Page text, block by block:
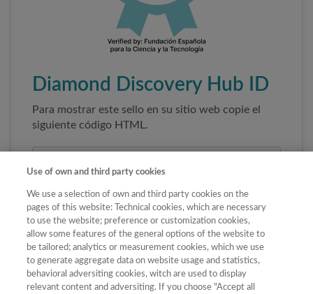
Diamond Discovery Hub ID
Para mostrar este sello en su sitio web copie el
siguiente código HTML.
Copiar código
Use of own and third party cookies
We use a selection of own and third party cookies on the
pages of this website: Technical cookies, which are necessary
to use the website; preference or customization cookies,
allow some features of the general options of the website to
be tailored; analytics or measurement cookies, which we use
to generate aggregate data on website usage and statistics,
behavioral adversiting cookies, witch are used to display
relevant content and adversiting. If you choose "Accept all